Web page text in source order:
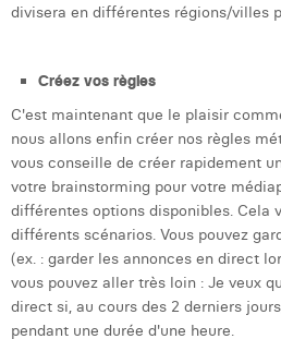
divisera en différentes régions/villes
Créez vos règles
C'est maintenant que le plaisir
nous allons enfin créer nos règles
vous conseille de créer rapidement
votre brainstorming pour votre
différentes options disponibles. Cela
différents scénarios. Vous pouvez
(ex. : garder les annonces en direct
vous pouvez aller très loin : Je veux
direct si, au cours des 2 derniers
pendant une durée d'une heure.